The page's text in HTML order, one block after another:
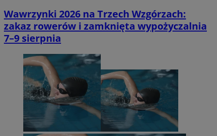
Wawrzynki 2026 na Trzech Wzgórzach:
zakaz rowerów i zamknięta wypożyczalnia
7–9 sierpnia